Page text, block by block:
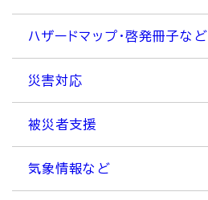
ハザードマップ・啓発冊子など
災害対応
被災者支援
気象情報など